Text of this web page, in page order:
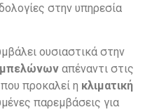
στην υπηρεσία
ουσιαστικά στην
απέναντι στις
που προκαλεί η κλιματική
παρεμβάσεις για